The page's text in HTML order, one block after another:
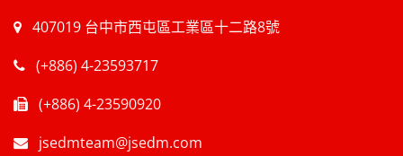
407019 台中市西屯區工業區十二路8號
(+886) 4-23593717
(+886) 4-23590920
jsedmteam@jsedm.com